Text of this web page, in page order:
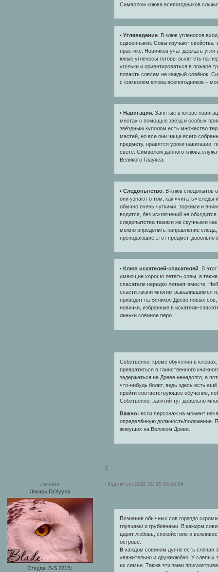
Символом клюва всепогодников
• Углеведение. В клюв угленосов
сдвоенными. Совы изучают свойства
практике. Новичков учат держать
юные угленосы готовы вылететь на
угольки и ориентироваться в пожаре
попасть совсем не каждый совёнок.
с символом клюва всепогодников –
• Навигация. Занятые в клюве
местах с помощью звёзд и особых
звёздным куполом есть множество
мастей, но все они чаще всего
предмету, нравятся уроки
свете. Символом данного клюва
Великого Глаукса.
• Следопытство. В клюв следопытов
они узнают о том, как «читать» следы
обычно очень чуткими, зоркими и
водится, без исключений не
следопытства такими же скучными
можно определить направление
преподающие этот предмет,
• Клюв искателей-спасателей . В
умеющие хорошо летать совы, а также
спасатели нередко летают вместе.
спасти жизни многим вывалившимся
приводят на Великое Древо новых
новички, избранные в искатели-
линьки совиное перо.
Собственно, кроме обучения в
превратиться в таинственного
задержаться на Древе ненадолго, а
что-нибудь болит, ведь здесь есть
пройти соответствующее обучение,
Собственно, занятий тут довольно
Важно: если персонаж на момент
определённую должность/положение.
живущих на Великом Древе.
0
Поделиться2011-02-19 16:55:04
Лезвие
Лекарь Га'Хуула
Откуда: B-S 221B;
Познания обычных сов гораздо
глупцами и грубиянами. В каждом
царят любовь, спокойствие и
острове.
Вкаждом совином дупле есть слепая
уважительно и дружелюбно. У слепых
их семьи. Также эти змеи